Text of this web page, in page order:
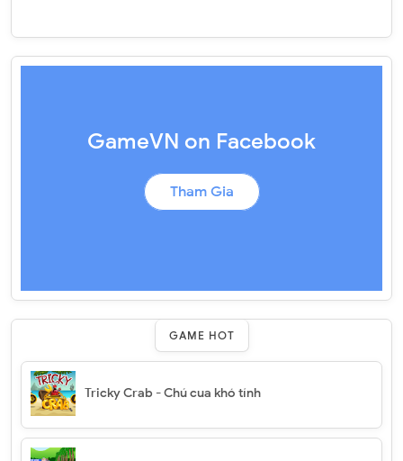
GameVN on Facebook
Tham Gia
GAME HOT
Tricky Crab - Chú cua khó tính